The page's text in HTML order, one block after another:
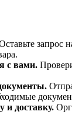
запрос
с вами.
и доставку.